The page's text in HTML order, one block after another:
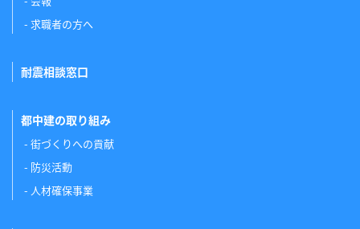
求職者の方へ
耐震相談窓口
都中建の取り組み
街づくりへの貢献
防災活動
人材確保事業